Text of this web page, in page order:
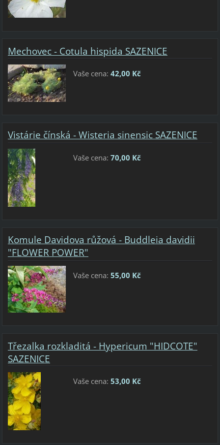
Mechovec - Cotula hispida SAZENICE
Vaše cena: 42,00 Kč
Vistárie čínská - Wisteria sinensic SAZENICE
Vaše cena: 70,00 Kč
Komule Davidova růžová - Buddleia davidii
"FLOWER POWER"
Vaše cena: 55,00 Kč
Třezalka rozkladitá - Hypericum "HIDCOTE"
SAZENICE
Vaše cena: 53,00 Kč